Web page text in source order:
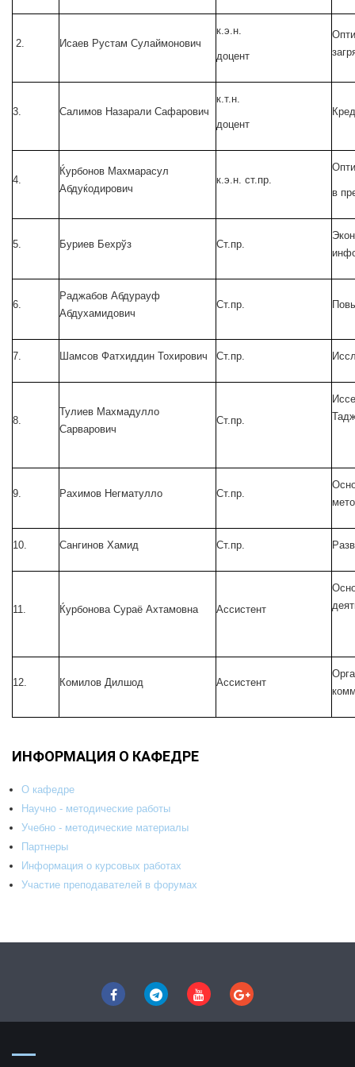
2. Исаев Рустам Сулаймонович
к.э.н.
доцент
3. Салимов Назарали Сафарович
к.т.н.
доцент
4.
Ќурбонов Махмарасул
Абдуќодирович
к.э.н. ст.пр.
в
5. Буриев Бехрўз Ст.пр.
6.
Раджабов Абдурауф
Абдухамидович
Ст.пр.
7. Шамсов Фатхиддин Тохирович Ст.пр.
8.
Тулиев Махмадулло
Сарварович
Ст.пр.
9. Рахимов Негматулло Ст.пр.
10. Сангинов Хамид Ст.пр.
11. Ќурбонова Сураё Ахтамовна Ассистент
12. Комилов Дилшод Ассистент
ИНФОРМАЦИЯ О КАФЕДРЕ
О кафедре
Научно - методические работы
Учебно - методические материалы
Партнеры
Информация о курсовых работах
Участие преподавателей в форумах